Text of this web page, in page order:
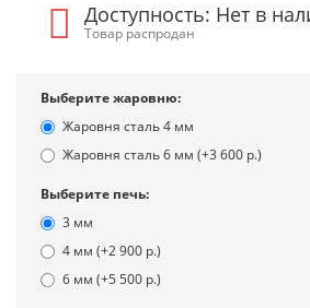
Доступность: Нет в
Товар распродан
Выберите жаровню:
Жаровня сталь 4 мм
Жаровня сталь 6 мм (+3 600 р.)
Выберите печь:
3 мм
4 мм (+2 900 р.)
6 мм (+5 500 р.)